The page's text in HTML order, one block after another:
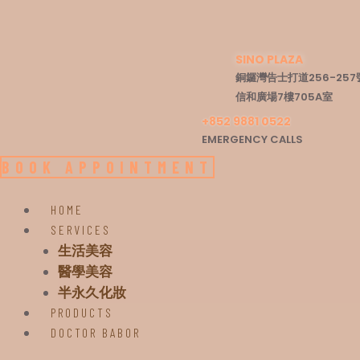
SINO PLAZA
銅鑼灣告士打道256-257
信和廣場7樓705A室
+852 9881 0522
EMERGENCY CALLS
BOOK APPOINTMENT
HOME
SERVICES
生活美容
醫學美容
半永久化妝
PRODUCTS
DOCTOR BABOR